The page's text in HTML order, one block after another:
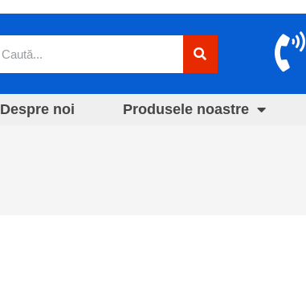
Despre noi Produsele noastre